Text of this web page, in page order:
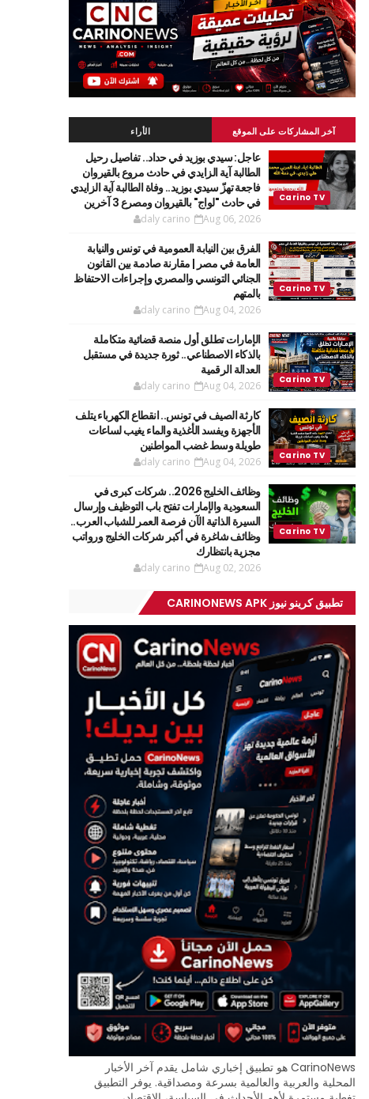
آخر المشاركات على الموقع الأراء
عاجل: سيدي بوزيد في حداد.. تفاصيل رحيل
الطالبة آية الزايدي في حادث مروع بالقيروان
فاجعة تهزّ سيدي بوزيد.. وفاة الطالبة آية الزايدي
في حادث "لواج" بالقيروان ومصرع 3 آخرين
daly carino Aug 06, 2026
الفرق بين النيابة العمومية في تونس والنيابة
العامة في مصر | مقارنة صادمة بين القانون
الجنائي التونسي والمصري وإجراءات الاحتفاظ
بالمتهم
daly carino Aug 04, 2026
الإمارات تطلق أول منصة قضائية متكاملة
بالذكاء الاصطناعي.. ثورة جديدة في مستقبل
العدالة الرقمية
daly carino Aug 04, 2026
كارثة الصيف في تونس.. انقطاع الكهرباء يتلف
الأجهزة ويفسد الأغذية والماء يغيب لساعات
طويلة وسط غضب المواطنين
daly carino Aug 04, 2026
وظائف الخليج 2026.. شركات كبرى في
السعودية والإمارات تفتح باب التوظيف وإرسال
السيرة الذاتية الآن فرصة العمر للشباب العرب..
وظائف شاغرة في أكبر شركات الخليج ورواتب
مجزية بانتظارك
daly carino Aug 02, 2026
تطبيق كرينو نيوز CARINONEWS APK
CarinoNews هو تطبيق إخباري شامل يقدم آخر الأخبار
المحلية والعربية والعالمية بسرعة ومصداقية. يوفر التطبيق